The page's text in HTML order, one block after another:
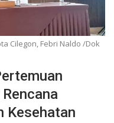
Cilegon, Febri Naldo /Dok
Kesehatan